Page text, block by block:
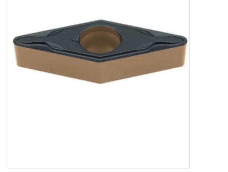
Alles om te Frezen |
Alles om te Draaien |